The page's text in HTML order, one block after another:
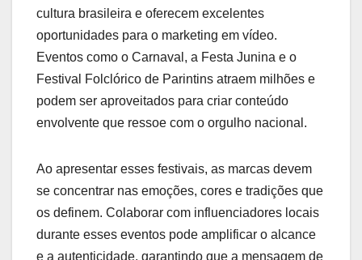
cultura brasileira e oferecem excelentes
oportunidades para o marketing em vídeo.
Eventos como o Carnaval, a Festa Junina e o
Festival Folclórico de Parintins atraem milhões e
podem ser aproveitados para criar conteúdo
envolvente que ressoe com o orgulho nacional.
Ao apresentar esses festivais, as marcas devem
se concentrar nas emoções, cores e tradições que
os definem. Colaborar com influenciadores locais
durante esses eventos pode amplificar o alcance
e a autenticidade, garantindo que a mensagem de